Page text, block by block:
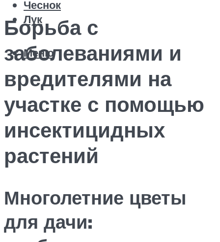
Чеснок
Лук
Меню
Борьба с
заболеваниями и
вредителями на
участке с помощью
инсектицидных
растений
Многолетние цветы
для дачи: